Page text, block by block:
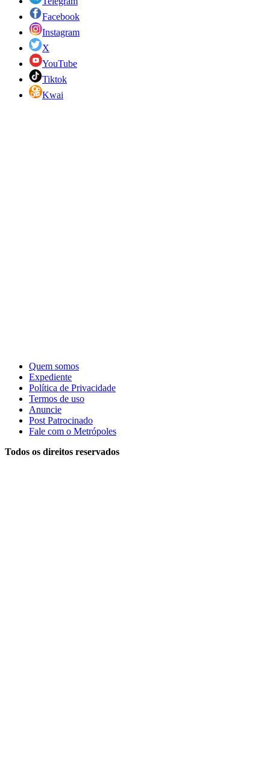
Facebook
Instagram
X
YouTube
Tiktok
Kwai
Quem somos
Expediente
Política de Privacidade
Termos de uso
Anuncie
Post Patrocinado
Fale com o Metrópoles
Todos os direitos reservados